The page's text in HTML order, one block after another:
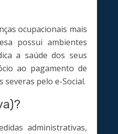
ocupacionais mais
possui ambientes
a saúde dos seus
ao pagamento de
pelo e-Social.
administrativas,